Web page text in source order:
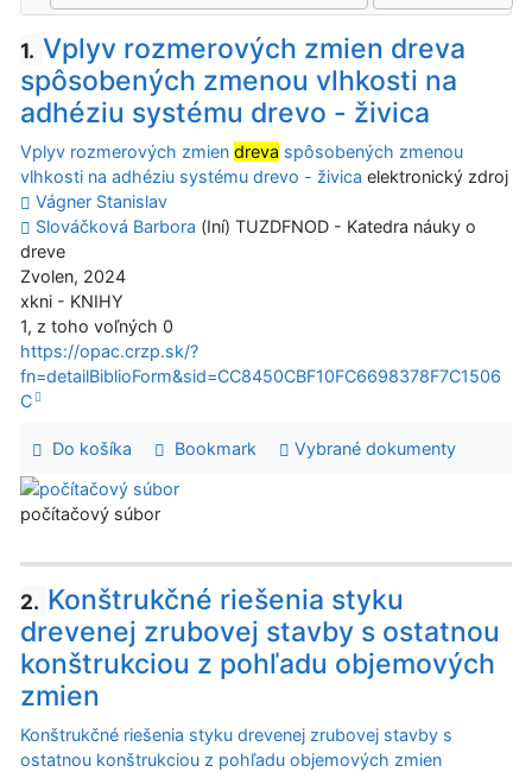
1. Vplyv rozmerových zmien dreva
spôsobených zmenou vlhkosti na
adhéziu systému drevo - živica
Vplyv rozmerových zmien dreva spôsobených zmenou
vlhkosti na adhéziu systému drevo - živica elektronický zdroj
Vágner Stanislav
Slováčková Barbora (Iní) TUZDFNOD - Katedra náuky o
dreve
Zvolen, 2024
xkni - KNIHY
1, z toho voľných 0
https://opac.crzp.sk/?
fn=detailBiblioForm&sid=CC8450CBF10FC6698378F7C1506
C
Do košíka Bookmark Vybrané dokumenty
počítačový súbor
2. Konštrukčné riešenia styku
drevenej zrubovej stavby s ostatnou
konštrukciou z pohľadu objemových
zmien
Konštrukčné riešenia styku drevenej zrubovej stavby s
ostatnou konštrukciou z pohľadu objemových zmien